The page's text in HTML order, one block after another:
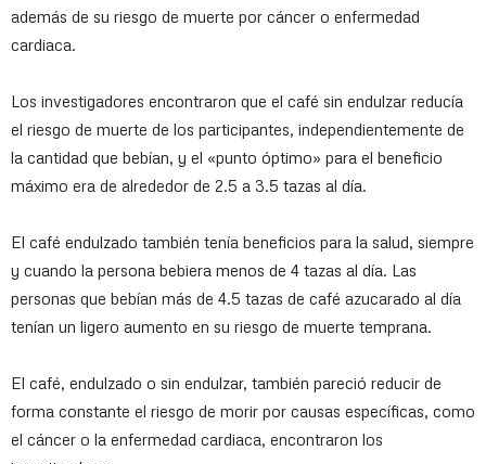
además de su riesgo de muerte por cáncer o enfermedad
cardiaca.
Los investigadores encontraron que el café sin endulzar reducía
el riesgo de muerte de los participantes, independientemente de
la cantidad que bebían, y el «punto óptimo» para el beneficio
máximo era de alrededor de 2.5 a 3.5 tazas al día.
El café endulzado también tenía beneficios para la salud, siempre
y cuando la persona bebiera menos de 4 tazas al día. Las
personas que bebían más de 4.5 tazas de café azucarado al día
tenían un ligero aumento en su riesgo de muerte temprana.
El café, endulzado o sin endulzar, también pareció reducir de
forma constante el riesgo de morir por causas específicas, como
el cáncer o la enfermedad cardiaca, encontraron los